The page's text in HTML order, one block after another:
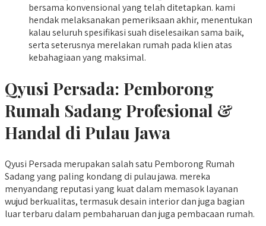
bersama konvensional yang telah ditetapkan. kami
hendak melaksanakan pemeriksaan akhir, menentukan
kalau seluruh spesifikasi suah diselesaikan sama baik,
serta seterusnya merelakan rumah pada klien atas
kebahagiaan yang maksimal.
Qyusi Persada: Pemborong
Rumah Sadang Profesional &
Handal di Pulau Jawa
Qyusi Persada merupakan salah satu Pemborong Rumah
Sadang yang paling kondang di pulau jawa. mereka
menyandang reputasi yang kuat dalam memasok layanan
wujud berkualitas, termasuk desain interior dan juga bagian
luar terbaru dalam pembaharuan dan juga pembacaan rumah.